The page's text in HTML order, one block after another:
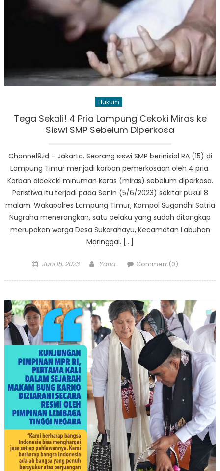
Hukum
Tega Sekali! 4 Pria Lampung Cekoki Miras ke
Siswi SMP Sebelum Diperkosa
Channel9.id – Jakarta. Seorang siswi SMP berinisial RA (15) di
Lampung Timur menjadi korban pemerkosaan oleh 4 pria.
Korban dicekoki minuman keras (miras) sebelum diperkosa.
Peristiwa itu terjadi pada Senin (5/6/2023) sekitar pukul 8
malam. Wakapolres Lampung Timur, Kompol Sugandhi Satria
Nugraha menerangkan, satu pelaku yang sudah ditangkap
merupakan warga Desa Sukorahayu, Kecamatan Labuhan
Maringgai. […]
Posted
Juni 18, 2023 Author
Yana Comment(0)